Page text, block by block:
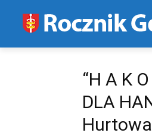
“H A K
DLA